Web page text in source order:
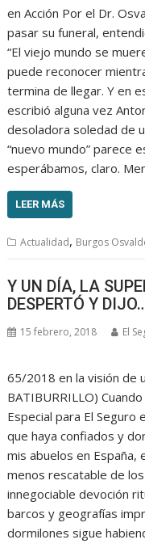
en Acción Por el Dr.
pasar su funeral,
“El viejo mundo se
puede reconocer
termina de llegar. Y en
escribió alguna vez
desoladora soledad de
“nuevo mundo” parece
esperábamos, claro.
LEER MÁS
Actualidad, Burgos
Y UN DÍA, LA
DESPERTÓ Y
15 febrero, 2018 El
65/2018 en la visión de
BATIBURRILLO)
Especial para El Seguro
que haya confiados y
mis abuelos en España,
menos rescatable de
innegociable devoción
barcos y geografías
dormilones sigue